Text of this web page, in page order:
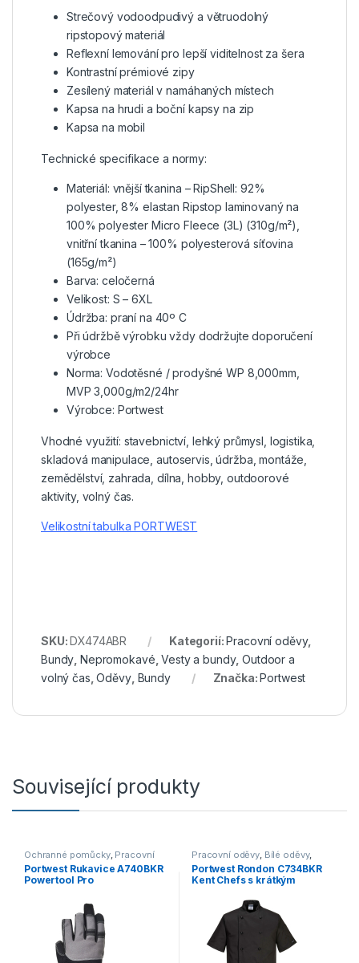
Strečový vodoodpudivý a větruodolný
ripstopový materiál
Reflexní lemování pro lepší viditelnost za šera
Kontrastní prémiové zipy
Zesílený materiál v namáhaných místech
Kapsa na hrudi a boční kapsy na zip
Kapsa na mobil
Technické specifikace a normy:
Materiál: vnější tkanina – RipShell: 92%
polyester, 8% elastan Ripstop laminovaný na
100% polyester Micro Fleece (3L) (310g/m²),
vnitřní tkanina – 100% polyesterová síťovina
(165g/m²)
Barva: celočerná
Velikost: S – 6XL
Údržba: praní na 40º C
Při údržbě výrobku vždy dodržujte doporučení
výrobce
Norma: Vodotěsné / prodyšné WP 8,000mm,
MVP 3,000g/m2/24hr
Výrobce: Portwest
Vhodné využití: stavebnictví, lehký průmysl, logistika,
skladová manipulace, autoservis, údržba, montáže,
zemědělství, zahrada, dílna, hobby, outdoorové
aktivity, volný čas.
Velikostní tabulka PORTWEST
SKU:DX474ABR Kategorií:Pracovní oděvy,
Bundy ,Nepromokavé ,Vesty a bundy,Outdoor a
volný čas ,Oděvy, Bundy Značka:Portwest
Související produkty
Ochranné pomůcky, Pracovní
rukavice ,Kombinované
Portwest Rukavice A740BKR
Powertool Pro
Pracovní oděvy Bílé oděvy,
Gastronomie
Portwest Rondon C734BKR
Kent Chefs s krátkým